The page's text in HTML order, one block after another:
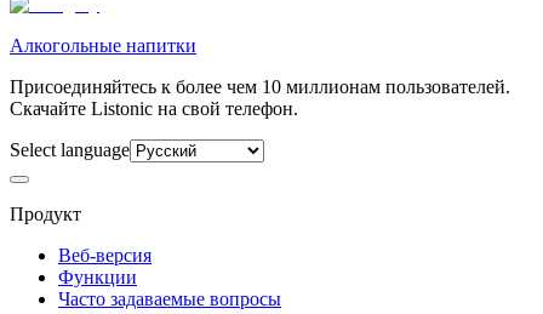
Алкогольные напитки
Присоединяйтесь к более чем 10 миллионам пользователей.
Скачайте Listonic на свой телефон.
Select language
Продукт
Веб-версия
Функции
Часто задаваемые вопросы